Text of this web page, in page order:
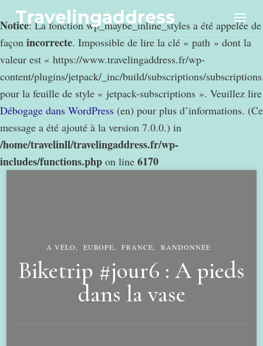
Notice: La fonction wp_maybe_inline_styles a été appelée de
façon incorrecte. Impossible de lire la clé « path » dont la
valeur est « https://www.travelingaddress.fr/wp-
content/plugins/jetpack/_inc/build/subscriptions/
pour la feuille de style « jetpack-subscriptions ». Veuillez lire
Débogage dans WordPress (en) pour plus d’informations. (Ce
message a été ajouté à la version 7.0.0.) in
/home/travelinll/travelingaddress.fr/wp-
includes/functions.php on line 6170
Travelingaddress
A VÉLO EUROPE FRANCE RANDONNÉE
Biketrip #jour6 : A pieds
dans la vase